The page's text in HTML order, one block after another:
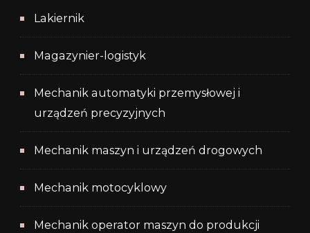
Lakiernik
Magazynier-logistyk
Mechanik automatyki przemysłowej i
urządzeń precyzyjnych
Mechanik maszyn i urządzeń drogowych
Mechanik motocyklowy
Mechanik operator maszyn do produkcji